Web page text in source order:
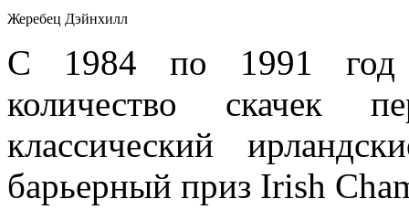
Жеребец Дэйнхилл
С 1984 по 1991 год
количество скачек
классический
барьерный приз Irish